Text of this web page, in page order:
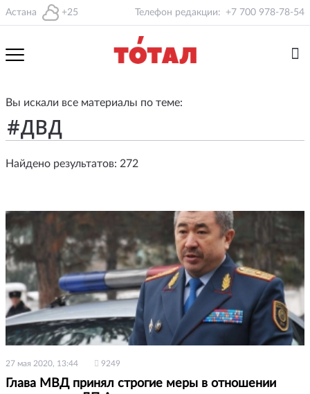
Астана +25 Телефон редакции: +7 700 978-78-54
Вы искали все материалы по теме:
Найдено результатов: 272
27 мая 2020, 13:44 9249
Глава МВД принял строгие меры в отношении